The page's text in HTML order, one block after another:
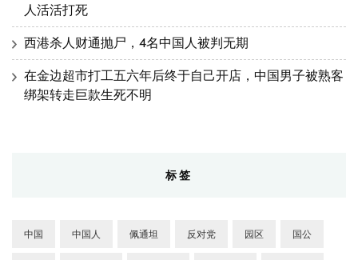
人活活打死
西港杀人财通抛尸，4名中国人被判无期
在金边超市打工五六年后终于自己开店，中国男子被熟客
绑架转走巨款生死不明
标签
中国 中国人 佩通坦 反对党 园区 国公